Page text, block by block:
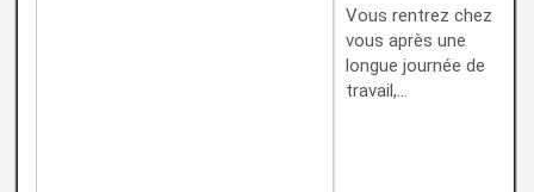
Vous rentrez chez
vous après une
longue journée de
travail,…